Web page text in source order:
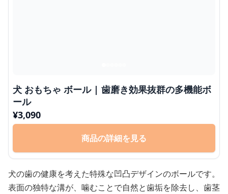
犬 おもちゃ ボール | 歯磨き効果抜群の多機能ボ
ール
¥3,090
商品の詳細を見る
犬の歯の健康を考えた特殊な凹凸デザインのボールです。
表面の独特な溝が、噛むことで自然と歯垢を除去し、歯茎